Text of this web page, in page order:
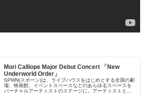
Mori Calliope Major Debut Concert 「New
Underworld Order」
SPWN(スポーン)は、ライブハウスをはじめとする全国の劇
場、映画館、イベントスペースなどのあらゆるスペースを
バーチャルアーティストのステージに。アーティストとフ